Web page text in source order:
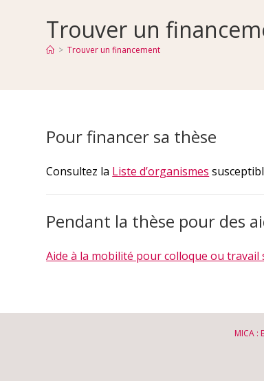
Trouver un
> Trouver un financement
Pour financer sa thèse
Consultez la Liste d’organismes
Pendant la thèse pour des
Aide à la mobilité pour colloque ou travail
MICA :